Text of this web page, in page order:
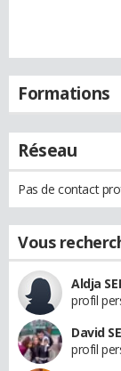
Formations
Réseau
Pas de contact
Vous
Aldja
profil
David
profil